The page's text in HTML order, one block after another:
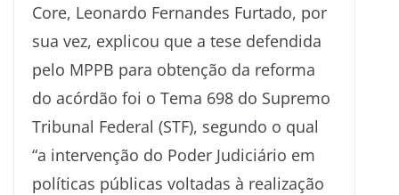
Core, Leonardo Fernandes Furtado, por
sua vez, explicou que a tese defendida
pelo MPPB para obtenção da reforma
do acórdão foi o Tema 698 do Supremo
Tribunal Federal (STF), segundo o qual
“a intervenção do Poder Judiciário em
políticas públicas voltadas à realização